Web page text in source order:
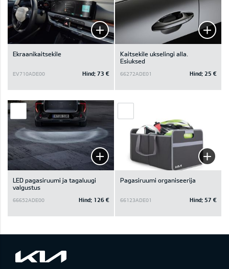
Ekraanikaitsekile
EV710ADE00 Hind: 73 €
Kaitsekile ukselingi alla.
Esiuksed
66272ADE01 Hind: 25 €
LED pagasiruumi ja tagaluugi
valgustus
66652ADE00 Hind: 126 €
Pagasiruumi organiseerija
66123ADE01 Hind: 57 €